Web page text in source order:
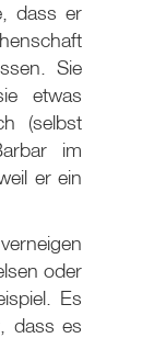
dass er
Sie
etwas
(selbst
im
er ein
oder
Es
dass es